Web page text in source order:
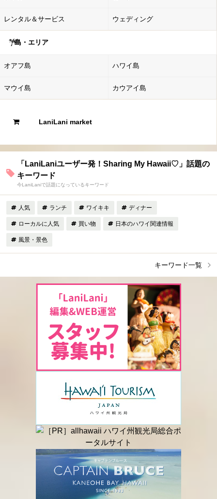
レンタル＆サービス ウェディング
島・エリア
オアフ島 ハワイ島
マウイ島 カウアイ島
LaniLani market
「LaniLaniユーザー発！Sharing My Hawaii♡」話題の
キーワード
今LaniLaniで話題になっているキーワード
人気 ランチ ワイキキ ディナー
ローカルに人気 買い物 日本のハワイ関連情報
風景・景色
キーワード一覧